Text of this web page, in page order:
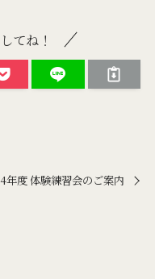
てね！
年度 体験練習会のご案内